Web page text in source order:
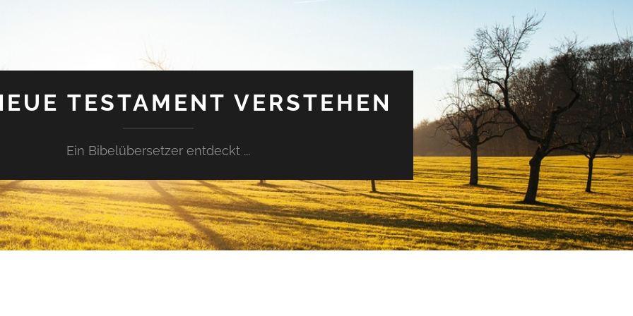
TESTAMENT VERSTEHEN
Ein Bibelübersetzer entdeckt ...